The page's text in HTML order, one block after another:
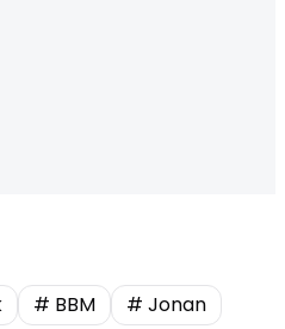
# BBM # Jonan